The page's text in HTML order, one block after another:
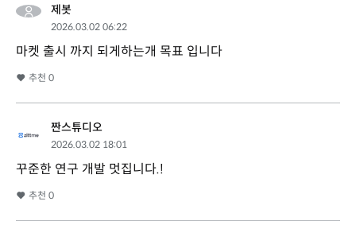
제봇
2026.03.02 06:22
마켓 출시 까지 되게하는개 목표 입니다
추천 0
짠스튜디오
2026.03.02 18:01
꾸준한 연구 개발 멋집니다.!
추천 0